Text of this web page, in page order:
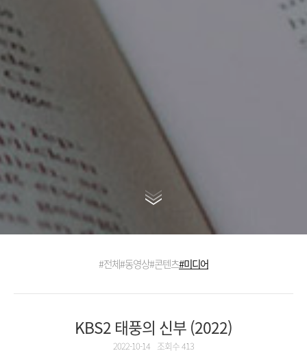
#전체#동영상#콘텐츠#미디어
KBS2 태풍의 신부 (2022)
2022-10-14 조회수 413